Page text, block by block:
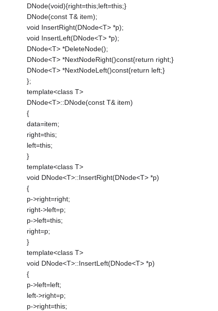
DNode(void){right=this;left=this;}
DNode(const T& item);
void InsertRight(DNode<T> *p);
void InsertLeft(DNode<T> *p);
DNode<T> *DeleteNode();
DNode<T> *NextNodeRight()const{return right;}
DNode<T> *NextNodeLeft()const{return left;}
};
template<class T>
DNode<T>::DNode(const T& item)
{
data=item;
right=this;
left=this;
}
template<class T>
void DNode<T>::InsertRight(DNode<T> *p)
{
p->right=right;
right->left=p;
p->left=this;
right=p;
}
template<class T>
void DNode<T>::InsertLeft(DNode<T> *p)
{
p->left=left;
left->right=p;
p->right=this;